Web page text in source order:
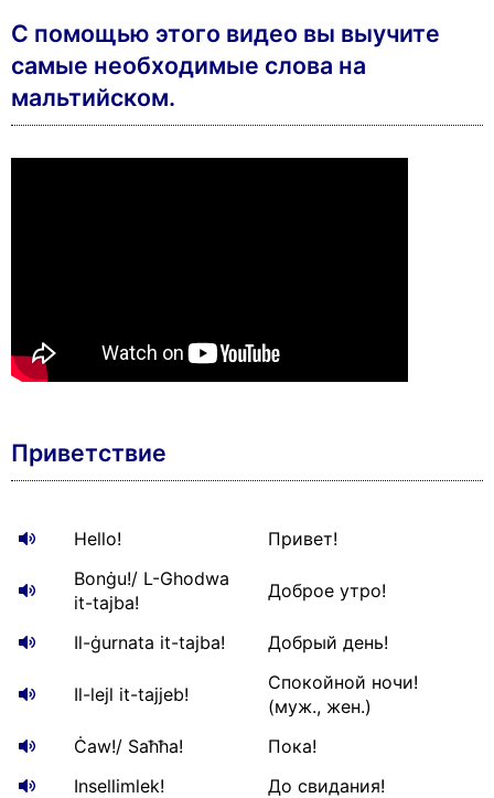
С помощью этого видео вы выучите
cамые необходимые слова на
мальтийском.
Приветствие
Hello!
Привет!
Bonġu!/ L-Ghodwa
it-tajba!
Доброе утро!
Il-ġurnata it-tajba! Добрый день!
Il-lejl it-tajjeb!
Спокойной ночи!
(муж., жен.)
Ċaw!/ Saħħa!
Пока!
Insellimlek!
До свидания!